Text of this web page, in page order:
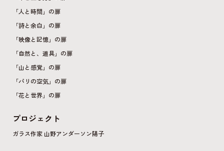
「人と時間」の扉
「詩と余白」の扉
「映像と記憶」の扉
「自然と、道具」の扉
「山と感覚」の扉
「パリの空気」の扉
「花と世界」の扉
プロジェクト
ガラス作家 山野アンダーソン陽子